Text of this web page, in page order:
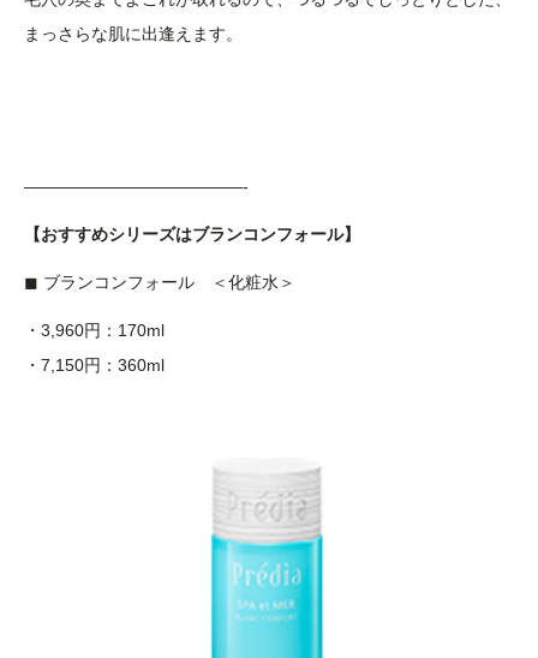
まっさらな肌に出逢えます。
—————————————-
【おすすめシリーズはブランコンフォール】
◼︎ ブランコンフォール ＜化粧水＞
・3,960円：170ml
・7,150円：360ml